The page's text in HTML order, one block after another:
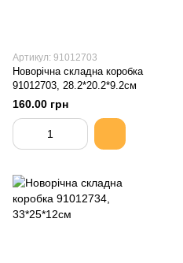
Артикул: 91012703
Новорічна складна коробка
91012703, 28.2*20.2*9.2см
160.00 грн